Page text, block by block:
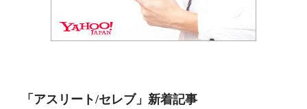
「アスリート/セレブ」新着記事